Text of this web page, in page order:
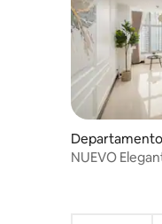
esidencial en
NUEVO